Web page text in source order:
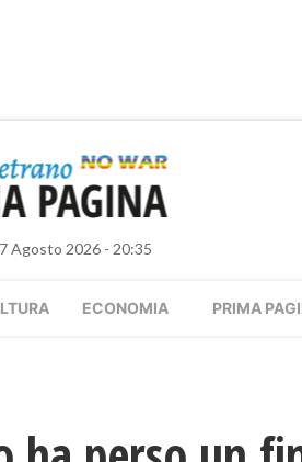
Agosto 2026 - 20:35
ECONOMIA PRIMA